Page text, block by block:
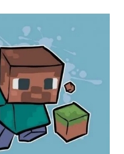
!!
#40
40#
MINECRAFT
:
D7OOMY999